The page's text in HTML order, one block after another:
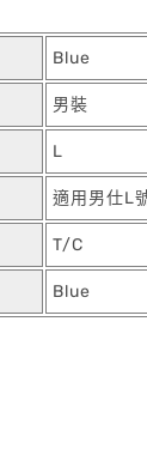
Blue
男裝
L
適用男仕L
T/C
Blue